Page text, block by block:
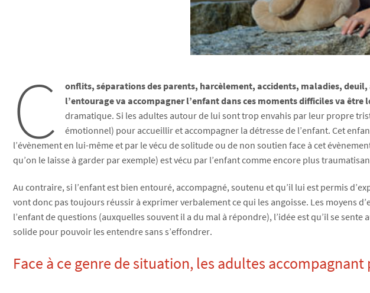
C
onflits, séparations des parents, harcèlement, accidents, maladies,
l’entourage va accompagner l’enfant dans ces moments difficiles va être
dramatique. Si les adultes autour de lui sont trop envahis par leur propre
émotionnel) pour accueillir et accompagner la détresse de l’enfant. Cet
l’évènement en lui-même et par le vécu de solitude ou de non soutien face à cet
qu’on le laisse à garder par exemple) est vécu par l’enfant comme encore plus
Au contraire, si l’enfant est bien entouré, accompagné, soutenu et qu’il lui est permis
vont donc pas toujours réussir à exprimer verbalement ce qui les angoisse. Les moyens
l’enfant de questions (auxquelles souvent il a du mal à répondre), l’idée est qu’il se
solide pour pouvoir les entendre sans s’effondrer.
Face à ce genre de situation, les adultes accompagnant